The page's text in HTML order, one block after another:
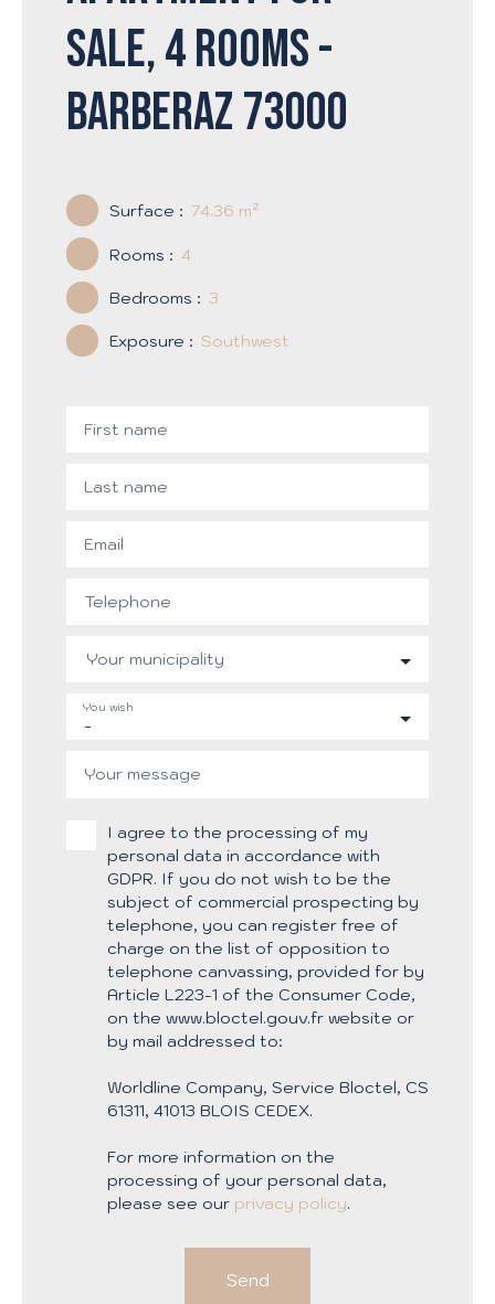
sale, 4 rooms -
Barberaz 73000
Surface : 74.36 m²
Rooms : 4
Bedrooms : 3
Exposure : Southwest
First name
Last name
Email
Telephone
Your municipality
-
You wish
Your message
I agree to the processing of my
personal data in accordance with
GDPR. If you do not wish to be the
subject of commercial prospecting by
telephone, you can register free of
charge on the list of opposition to
telephone canvassing, provided for by
Article L223-1 of the Consumer Code,
on the www.bloctel.gouv.fr website or
by mail addressed to:
Worldline Company, Service Bloctel, CS
61311, 41013 BLOIS CEDEX.
For more information on the
processing of your personal data,
please see our privacy policy.
Send